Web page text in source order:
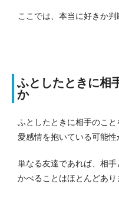
ここでは、本当に好きか判
ふとしたときに相
か
ふとしたときに相手のこ
愛感情を抱いている可能性
単なる友達であれば、相
かべることはほとんどあり